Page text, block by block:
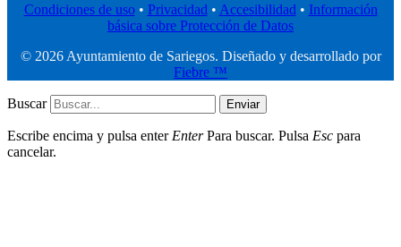
Condiciones de uso• Privacidad • Accesibilidad • Información
básica sobre Protección de Datos
© 2026 Ayuntamiento de Sariegos. Diseñado y desarrollado por
Fiebre ™
Buscar Enviar
Escribe encima y pulsa enter EnterPara buscar. Pulsa Esc para
cancelar.